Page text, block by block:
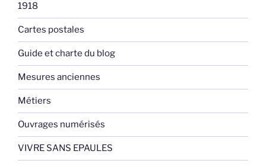
1918
Cartes postales
Guide et charte du blog
Mesures anciennes
Métiers
Ouvrages numérisés
VIVRE SANS EPAULES